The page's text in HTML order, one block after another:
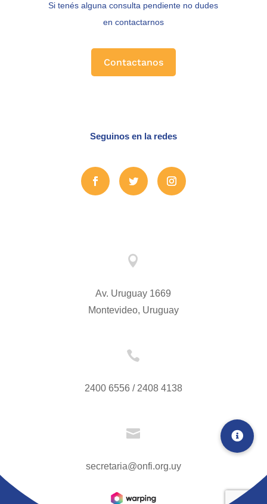
Si tenés alguna consulta pendiente no dudes
en contactarnos
Contactanos
Seguinos en la redes

Av. Uruguay 1669
Montevideo, Uruguay

2400 6556 / 2408 4138

secretaria@onfi.org.uy